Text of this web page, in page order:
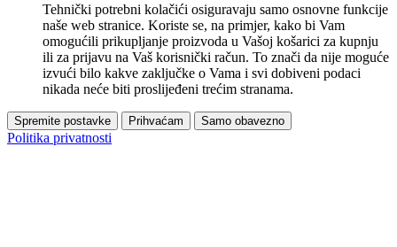
Tehnički potrebni kolačići osiguravaju samo osnovne funkcije
naše web stranice. Koriste se, na primjer, kako bi Vam
omogućili prikupljanje proizvoda u Vašoj košarici za kupnju
ili za prijavu na Vaš korisnički račun. To znači da nije moguće
izvući bilo kakve zaključke o Vama i svi dobiveni podaci
nikada neće biti proslijeđeni trećim stranama.
Spremite postavke Prihvaćam Samo obavezno
Politika privatnosti